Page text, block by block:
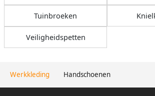
Werkkleding Handschoenen
Tuinbroeken
Veiligheidspetten